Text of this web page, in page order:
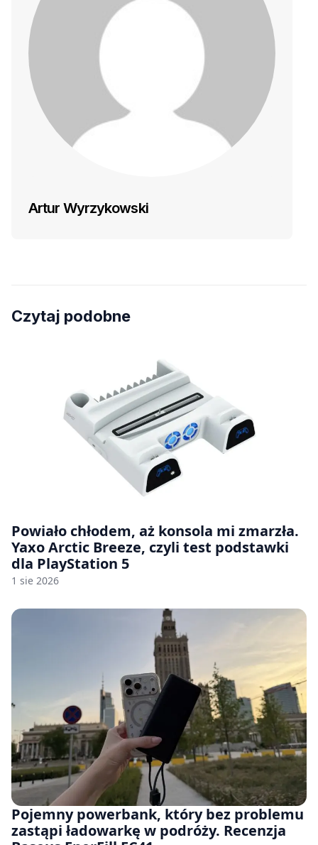
Artur Wyrzykowski
Czytaj podobne
Powiało chłodem, aż konsola mi zmarzła.
Yaxo Arctic Breeze, czyli test podstawki
dla PlayStation 5
1 sie 2026
Pojemny powerbank, który bez problemu
zastąpi ładowarkę w podróży. Recenzja